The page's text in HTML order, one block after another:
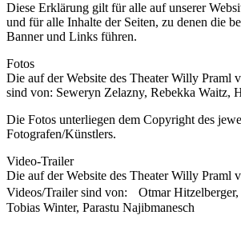
Diese Erklärung gilt für alle auf unserer
und für alle Inhalte der Seiten, zu denen die
Banner und Links führen.
Fotos
Die auf der Website des Theater Willy Praml
sind von: Seweryn Zelazny, Rebekka Waitz,
Die Fotos unterliegen dem Copyright des
Fotografen/Künstlers.
Video-Trailer
Die auf der Website des Theater Willy Praml
Videos/Trailer sind von: Otmar Hitzelberger,
Tobias Winter, Parastu Najibmanesch